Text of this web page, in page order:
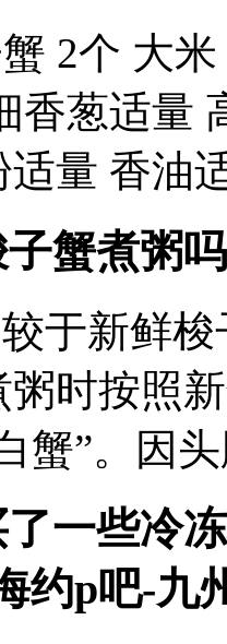
2个 大
香葱适量
量 香油
蟹煮粥
于新鲜
时按照
蟹”。因
一些冷
约p吧-九